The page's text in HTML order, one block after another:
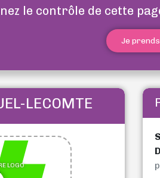
le contrôle de cette
Je
LECOMTE
LOGO